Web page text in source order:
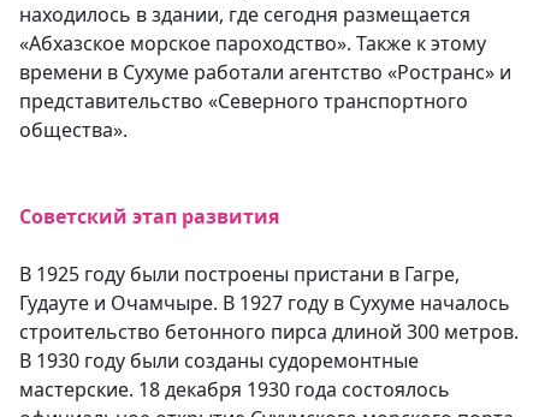
находилось в здании, где сегодня размещается
«Абхазское морское пароходство». Также к этому
времени в Сухуме работали агентство «Ространс» и
представительство «Северного транспортного
общества».
Советский этап развития
В 1925 году были построены пристани в Гагре,
Гудауте и Очамчыре. В 1927 году в Сухуме началось
строительство бетонного пирса длиной 300 метров.
В 1930 году были созданы судоремонтные
мастерские. 18 декабря 1930 года состоялось